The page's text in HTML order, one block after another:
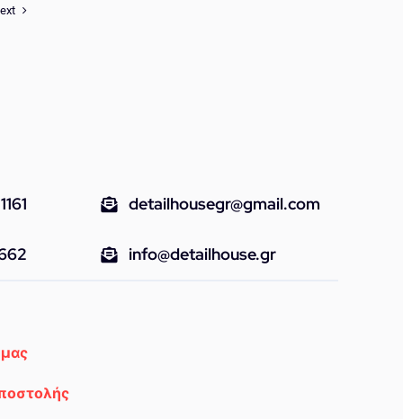
detailhousegr@gmail.com
info@detailhouse.gr
μας